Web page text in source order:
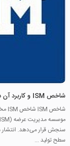
شاخص ISM و کاربرد آن در فارکس
سطح تولید ...